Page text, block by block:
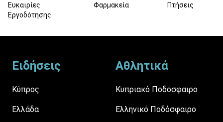
Ευκαιρίες
Εργοδότησης
Φαρμακεία Πτήσεις
Ειδήσεις
Κύπρος
Ελλάδα
Αθλητικά
Κυπριακό Ποδόσφαιρο
Ελληνικό Ποδόσφαιρο